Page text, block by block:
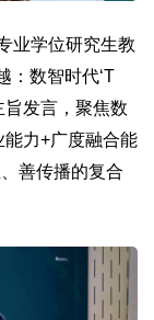
业学位研究生教
：数智时代‘T
旨发言，聚焦数
能力+广度融合能
善传播的复合